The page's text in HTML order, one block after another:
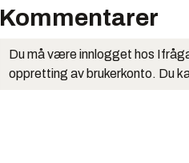
Kommentarer
Du må være innlogget hos
oppretting av brukerkonto. Du